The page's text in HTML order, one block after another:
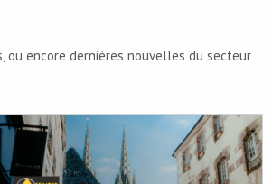
ou encore dernières nouvelles du secteur